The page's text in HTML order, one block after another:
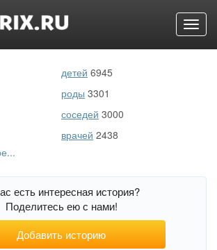
детей 6945
роды 3301
соседей 3000
врачей 2438
животных 1071
войну 708
подростков 505
есть интересная история?
Поделитесь ею с нами!
Добавить историю